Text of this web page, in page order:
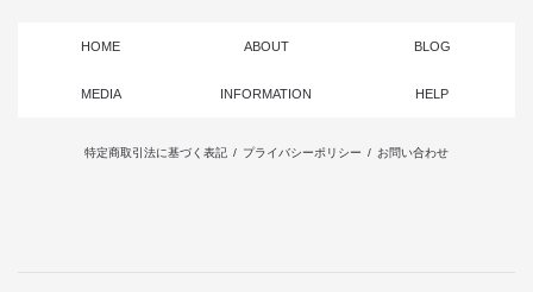
HOME ABOUT BLOG
MEDIA INFORMATION HELP
特定商取引法に基づく表記 / プライバシーポリシー / お問い合わせ